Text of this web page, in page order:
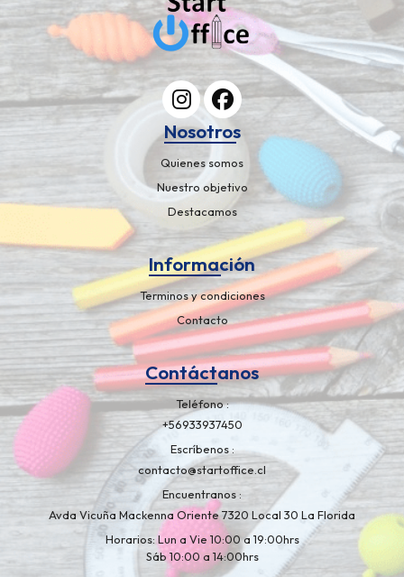
Nosotros
Quienes somos
Nuestro objetivo
Destacamos
Información
Terminos y condiciones
Contacto
Contáctanos
Teléfono
+56933937450
Escríbenos
contacto@startoffice.cl
Encuentranos
Avda Vicuña Mackenna Oriente 7320 Local 30 La Florida
Horarios: Lun a Vie 10:00 a 19:00hrs
Sáb 10:00 a 14:00hrs